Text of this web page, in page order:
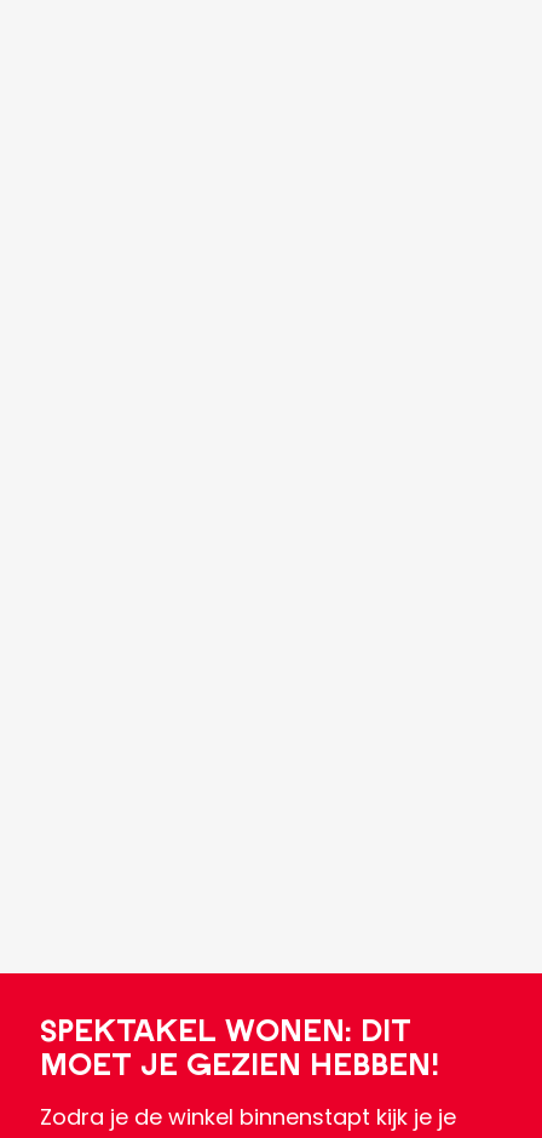
Spektakel wonen: Dit
moet je gezien hebben!
Zodra je de winkel binnenstapt kijk je je